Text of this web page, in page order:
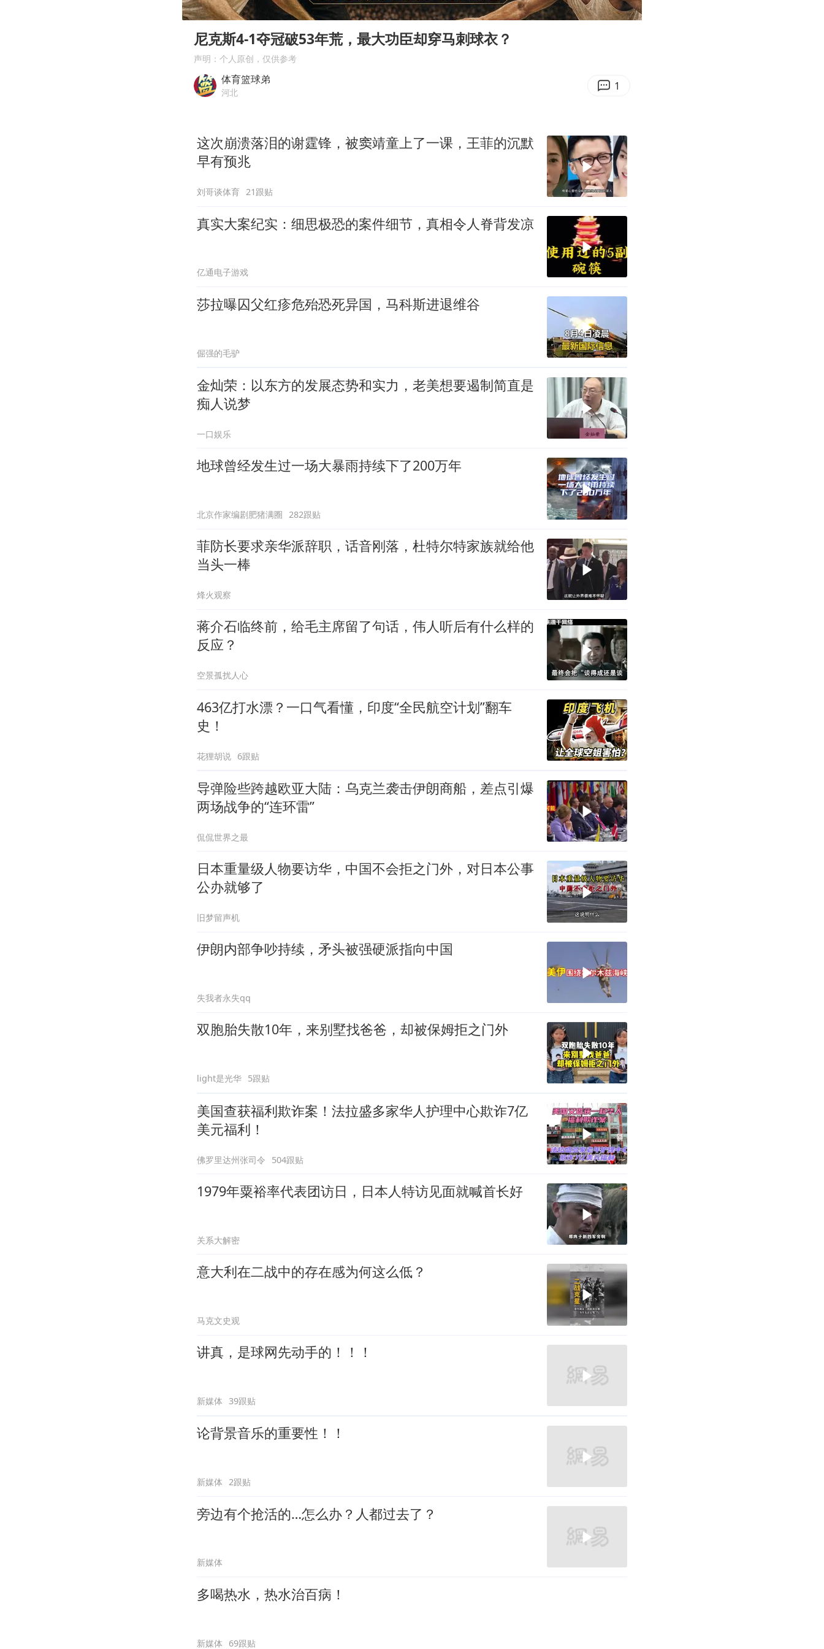
中国稀土盘中涨停
日本广岛民众举行游行反对政府行径
奋进开新局 实干挑大梁
Play
00:00 29:54
Enter
尼克斯4-1夺冠破53年荒，最大功臣却穿马刺球衣？
声明：个人原创，仅供参考
体育篮球弟
河北 1
这次崩溃落泪的谢霆锋，被窦靖童上了一课，王菲的沉默
早有预兆
刘哥谈体育 21跟贴
真实大案纪实：细思极恐的案件细节，真相令人脊背发凉
亿通电子游戏
莎拉曝囚父红疹危殆恐死异国，马科斯进退维谷
倔强的毛驴
金灿荣：以东方的发展态势和实力，老美想要遏制简直是
痴人说梦
一口娱乐
地球曾经发生过一场大暴雨持续下了200万年
北京作家编剧肥猪满圈 282跟贴
菲防长要求亲华派辞职，话音刚落，杜特尔特家族就给他
当头一棒
烽火观察
蒋介石临终前，给毛主席留了句话，伟人听后有什么样的
反应？
空景孤扰人心
463亿打水漂？一口气看懂，印度“全民航空计划”翻车
史！
花狸胡说 6跟贴
导弹险些跨越欧亚大陆：乌克兰袭击伊朗商船，差点引爆
两场战争的“连环雷”
侃侃世界之最
日本重量级人物要访华，中国不会拒之门外，对日本公事
公办就够了
旧梦留声机
伊朗内部争吵持续，矛头被强硬派指向中国
失我者永失qq
双胞胎失散10年，来别墅找爸爸，却被保姆拒之门外
light是光华 5跟贴
美国查获福利欺诈案！法拉盛多家华人护理中心欺诈7亿
美元福利！
佛罗里达州张司令 504跟贴
1979年粟裕率代表团访日，日本人特访见面就喊首长好
关系大解密
意大利在二战中的存在感为何这么低？
马克文史观
讲真，是球网先动手的！！！
新媒体 39跟贴
论背景音乐的重要性！！
新媒体 2跟贴
旁边有个抢活的…怎么办？人都过去了？
新媒体
多喝热水，热水治百病！
新媒体 69跟贴